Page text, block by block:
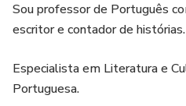
Sou professor de Português
escritor e contador de histórias.
Especialista em Literatura e
Portuguesa.